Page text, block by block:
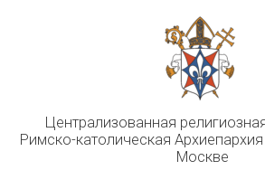
Централизованная
Римско-католическая
Москве